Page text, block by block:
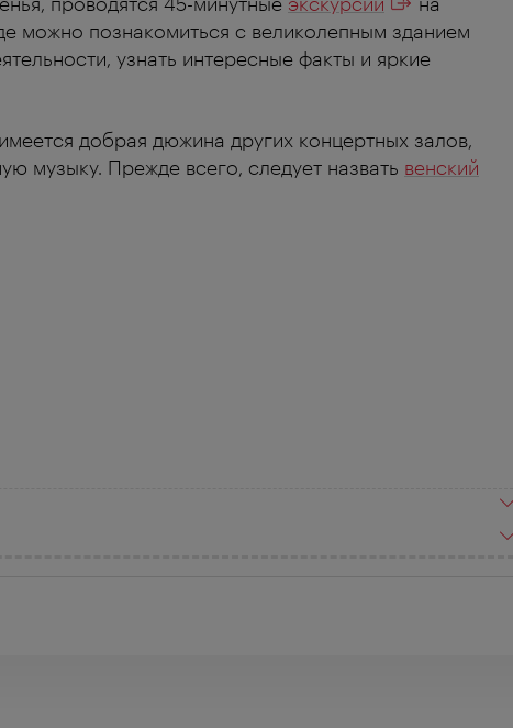
можно познакомиться с великолепным зданием
узнать интересные факты и яркие
добрая дюжина других концертных залов,
музыку. Прежде всего, следует назвать венский